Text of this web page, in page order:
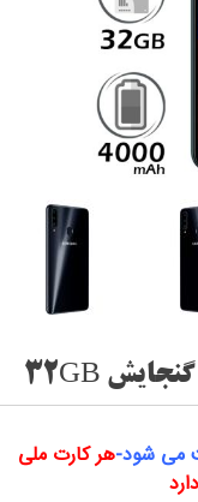
می شود-هر کارت ملی